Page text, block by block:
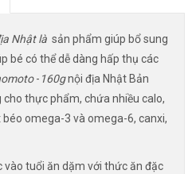
Nhật là sản phẩm giúp bổ sung
bé có thể dễ dàng hấp thụ các
- 160gnội địa Nhật Bản
thực phẩm, chứa nhiều calo,
omega-3 và omega-6, canxi,
tuổi ăn dặm với thức ăn đặc